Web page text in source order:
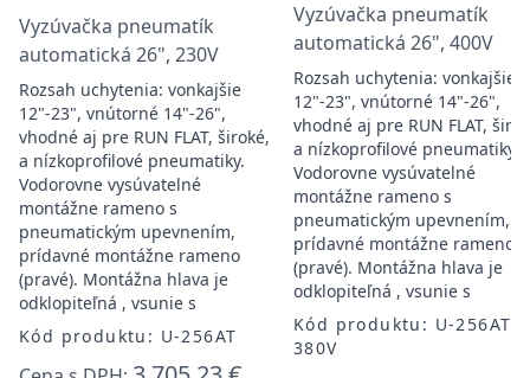
Vyzúvačka pneumatík
automatická 26", 230V
Rozsah uchytenia: vonkajšie
12"-23", vnútorné 14"-26",
vhodné aj pre RUN FLAT, široké,
a nízkoprofilové pneumatiky.
Vodorovne vysúvatelné
montážne rameno s
pneumatickým upevnením,
prídavné montážne rameno
(pravé). Montážna hlava je
odklopiteľná , vsunie s
Kód produktu: U-256AT
Vyzúvačka pneumatík
automatická 26", 400V
Rozsah uchytenia: vonkajšie
12"-23", vnútorné 14"-26",
vhodné aj pre RUN FLAT,
a nízkoprofilové pneumatiky.
Vodorovne vysúvatelné
montážne rameno s
pneumatickým upevnením,
prídavné montážne rameno
(pravé). Montážna hlava je
odklopiteľná , vsunie s
Kód produktu: U-256AT
380V